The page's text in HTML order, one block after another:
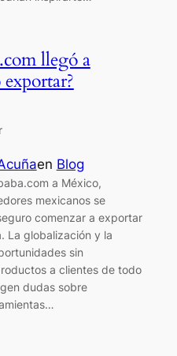
llegó a
en Blog
a México,
mexicanos se
comenzar a exportar
La globalización y la
sin
a clientes de todo
dudas sobre